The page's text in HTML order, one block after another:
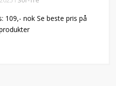
109,- nok Se beste pris på